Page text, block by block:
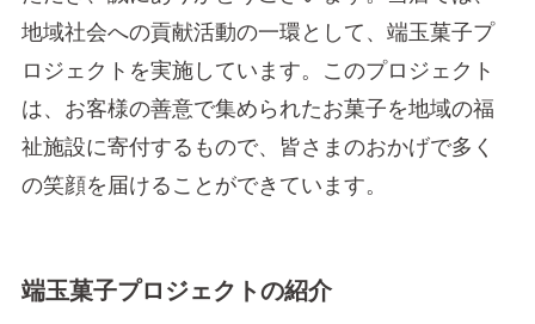
地域社会への貢献活動の一環として、端玉菓子プ
ロジェクトを実施しています。このプロジェクト
は、お客様の善意で集められたお菓子を地域の福
祉施設に寄付するもので、皆さまのおかげで多く
の笑顔を届けることができています。
端玉菓子プロジェクトの紹介